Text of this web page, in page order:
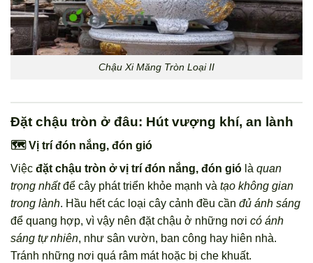
Chậu Xi Măng Tròn Loại II
Đặt chậu tròn ở đâu: Hút vượng khí, an lành
🗺️ Vị trí đón nắng, đón gió
Việc đặt chậu tròn ở vị trí đón nắng, đón gió là quan
trọng nhấtđể cây phát triển khỏe mạnh và tạo không gian
trong lành. Hầu hết các loại cây cảnh đều cần đủ ánh sáng
để quang hợp, vì vậy nên đặt chậu ở những nơi có ánh
sáng tự nhiên, như sân vườn, ban công hay hiên nhà.
Tránh những nơi quá râm mát hoặc bị che khuất.